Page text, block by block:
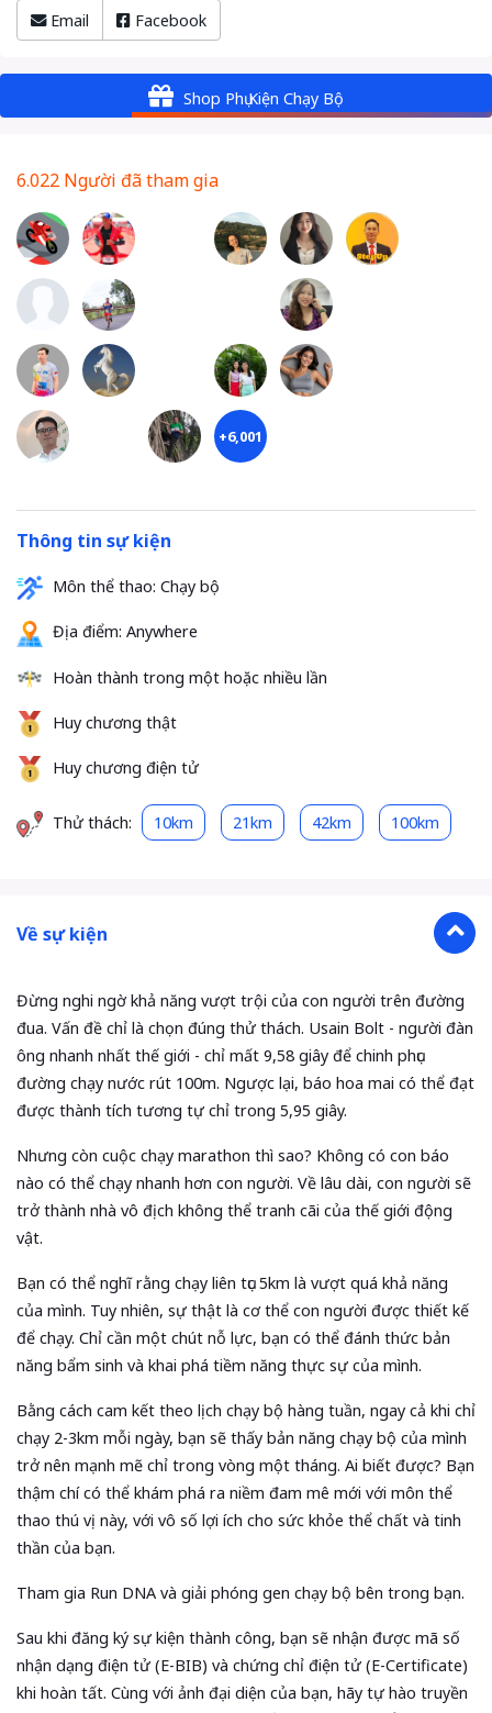
Email Facebook
Shop Phụ Kiện Chạy Bộ
6.022 Người đã tham gia
+6,001
Thông tin sự kiện
Môn thể thao: Chạy bộ
Địa điểm: Anywhere
Hoàn thành trong một hoặc nhiều lần
Huy chương thật
Huy chương điện tử
Thử thách: 10km 21km 42km 100km
Về sự kiện
Đừng nghi ngờ khả năng vượt trội của con người trên đường
đua. Vấn đề chỉ là chọn đúng thử thách. Usain Bolt - người đàn
ông nhanh nhất thế giới - chỉ mất 9,58 giây để chinh phục
đường chạy nước rút 100m. Ngược lại, báo hoa mai có thể đạt
được thành tích tương tự chỉ trong 5,95 giây.
Nhưng còn cuộc chạy marathon thì sao? Không có con báo
nào có thể chạy nhanh hơn con người. Về lâu dài, con người sẽ
trở thành nhà vô địch không thể tranh cãi của thế giới động
vật.
Bạn có thể nghĩ rằng chạy liên tục 5km là vượt quá khả năng
của mình. Tuy nhiên, sự thật là cơ thể con người được thiết kế
để chạy. Chỉ cần một chút nỗ lực, bạn có thể đánh thức bản
năng bẩm sinh và khai phá tiềm năng thực sự của mình.
Bằng cách cam kết theo lịch chạy bộ hàng tuần, ngay cả khi chỉ
chạy 2-3km mỗi ngày, bạn sẽ thấy bản năng chạy bộ của mình
trở nên mạnh mẽ chỉ trong vòng một tháng. Ai biết được? Bạn
thậm chí có thể khám phá ra niềm đam mê mới với môn thể
thao thú vị này, với vô số lợi ích cho sức khỏe thể chất và tinh
thần của bạn.
Tham gia Run DNA và giải phóng gen chạy bộ bên trong bạn.
Sau khi đăng ký sự kiện thành công, bạn sẽ nhận được mã số
nhận dạng điện tử (E-BIB) và chứng chỉ điện tử (E-Certificate)
khi hoàn tất. Cùng với ảnh đại diện của bạn, hãy tự hào truyền